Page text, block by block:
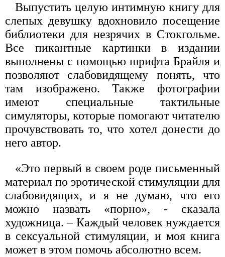
Выпустить целую интимную книгу для
слепых девушку вдохновило посещение
библиотеки для незрячих в Стокгольме.
Все пикантные картинки в издании
выполнены с помощью шрифта Брайля и
позволяют слабовидящему понять, что
там изображено. Также фотографии
имеют специальные тактильные
симуляторы, которые помогают читателю
прочувствовать то, что хотел донести до
него автор.
«Это первый в своем роде письменный
материал по эротической стимуляции для
слабовидящих, и я не думаю, что его
можно назвать «порно», - сказала
художница. – Каждый человек нуждается
в сексуальной стимуляции, и моя книга
может в этом помочь абсолютно всем.